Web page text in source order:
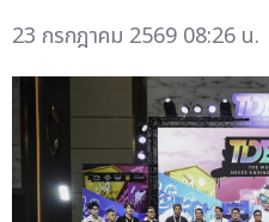
23 กรกฎาคม 2569 08:26 น.